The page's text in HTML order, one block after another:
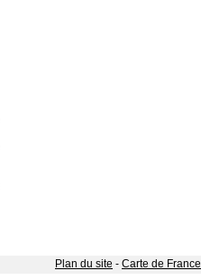
Plan du site - Carte de France